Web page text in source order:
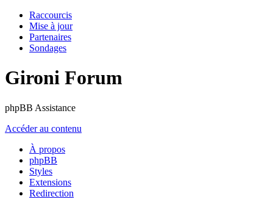
Raccourcis
Mise à jour
Partenaires
Sondages
Gironi Forum
phpBB Assistance
Accéder au contenu
À propos
phpBB
Styles
Extensions
Redirection